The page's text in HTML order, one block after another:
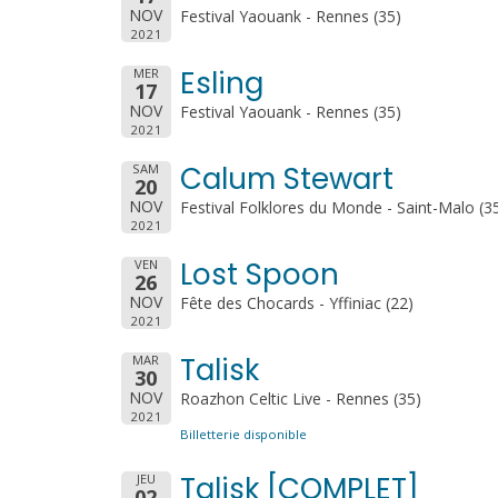
NOV
2021
Festival Yaouank - Rennes (35)
MER
17
NOV
2021
Esling
Festival Yaouank - Rennes (35)
SAM
20
NOV
2021
Calum Stewart
Festival Folklores du Monde - Saint-Malo
VEN
26
NOV
2021
Lost Spoon
Fête des Chocards - Yffiniac (22)
MAR
30
NOV
2021
Talisk
Roazhon Celtic Live - Rennes (35)
Billetterie disponible
JEU Talisk [COMPLET]